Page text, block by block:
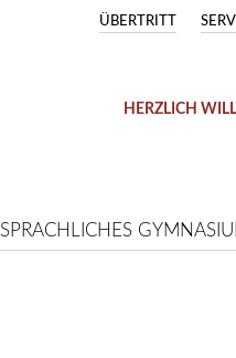
ÜBERTRITT
HERZLICH
SPRACHLICHES